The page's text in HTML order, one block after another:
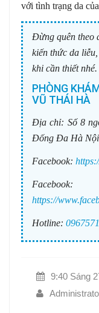
với tình trạng da
Đừng quên theo
kiến thức da
khi cần thiết nhé.
PHÒNG
VŨ THÁI HÀ
Địa chỉ: Số 8
Đống Đa Hà
Facebook:
Facebook:
https://
Hotline:
9:40 Sáng